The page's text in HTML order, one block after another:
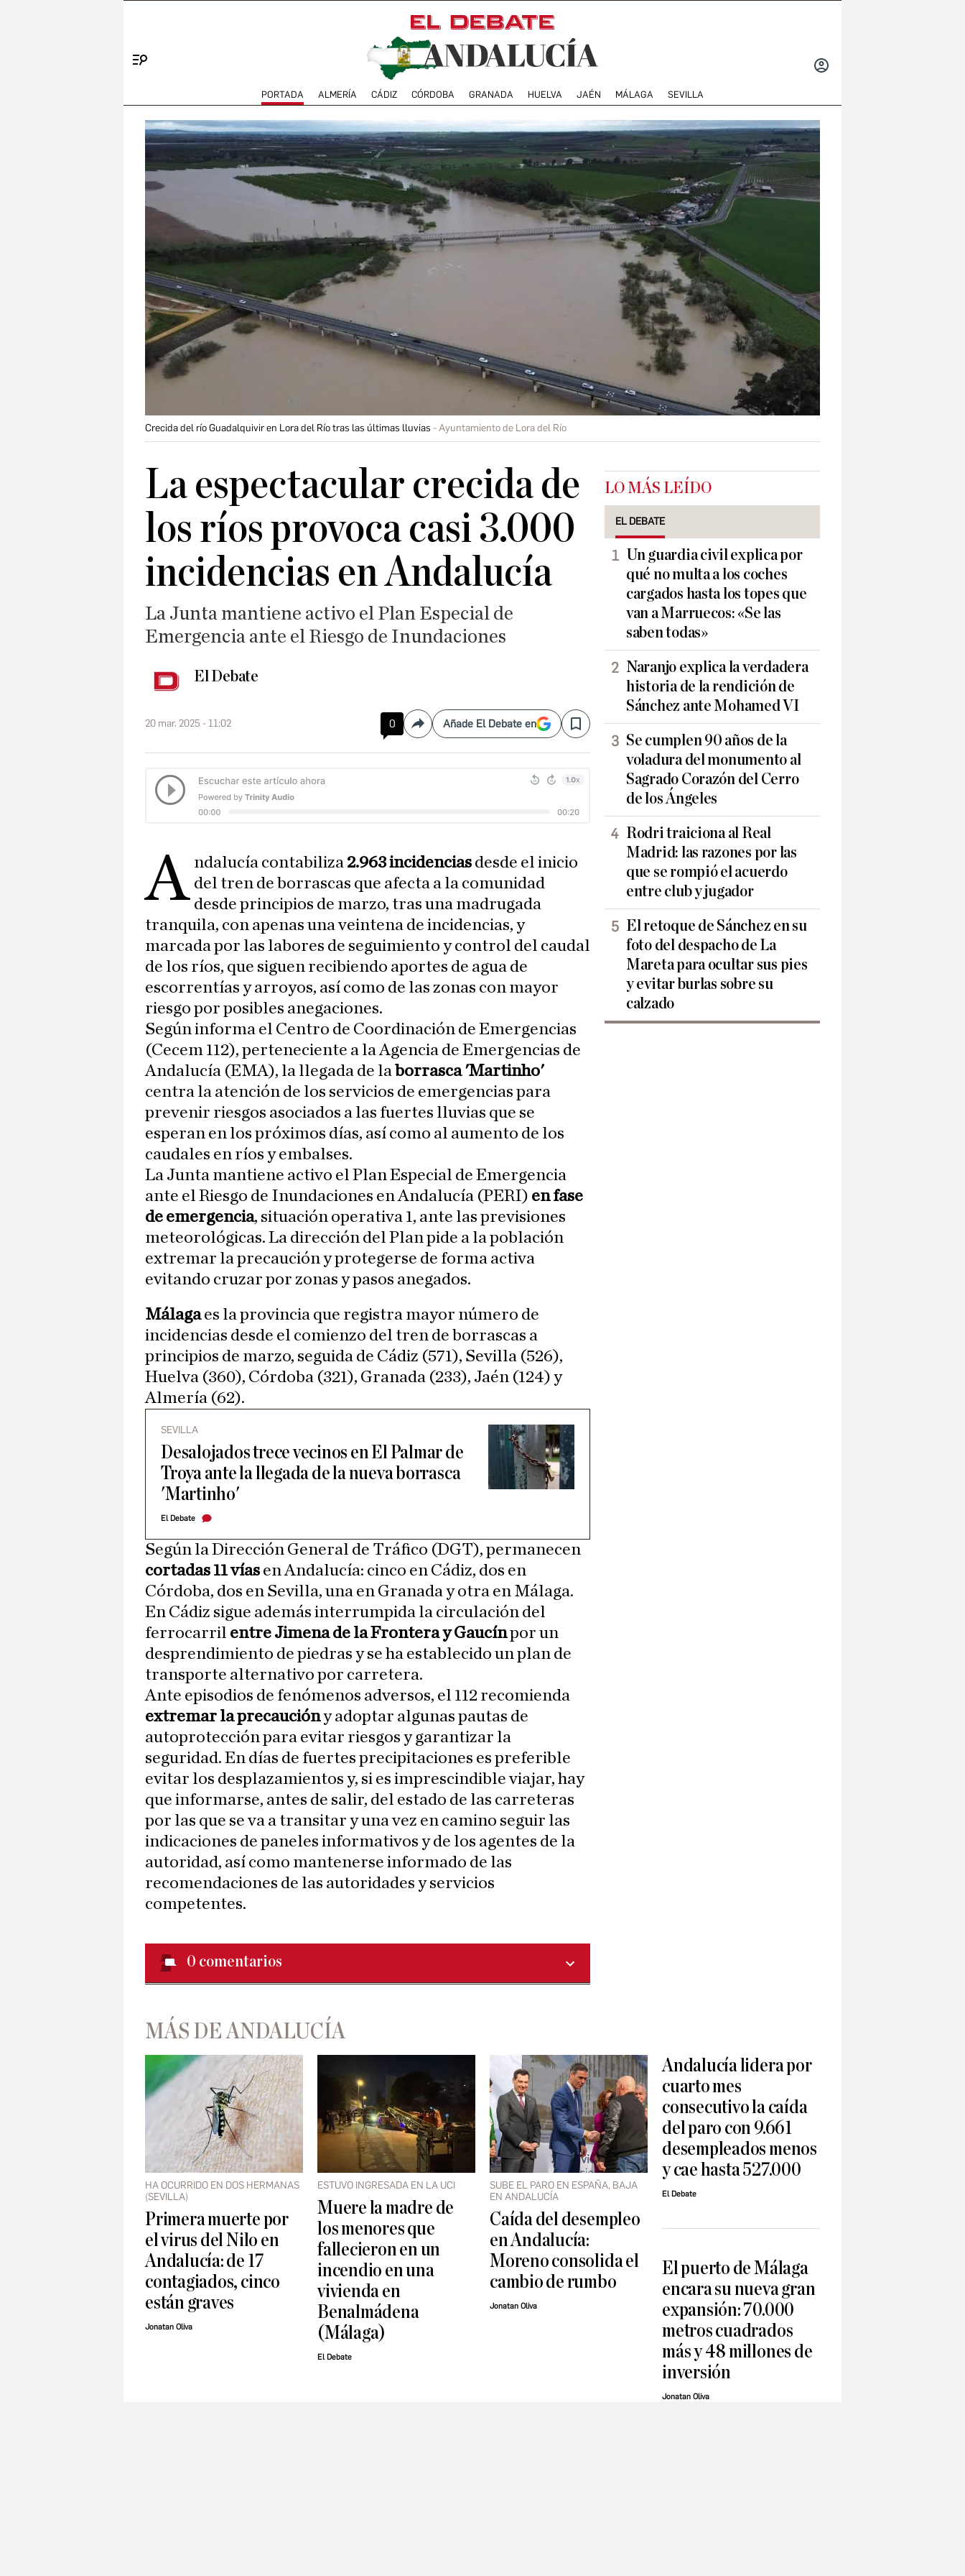
PORTADA ALMERÍA CÁDIZ CÓRDOBA GRANADA HUELVA JAÉN MÁLAGA SEVILLA
Crecida del río Guadalquivir en Lora del Río tras las últimas lluvias Ayuntamiento de Lora del Río
La espectacular crecida de
los ríos provoca casi 3.000
incidencias en Andalucía
La Junta mantiene activo el Plan Especial de
Emergencia ante el Riesgo de Inundaciones
El Debate
20 mar. 2025 - 11:02 0 CompartirAñade El Debate en Save
A ndalucía contabiliza 2.963 incidencias desde el inicio
del tren de borrascas que afecta a la comunidad
desde principios de marzo, tras una madrugada
tranquila, con apenas una veintena de incidencias, y
marcada por las labores de seguimiento y control del caudal
de los ríos, que siguen recibiendo aportes de agua de
escorrentías y arroyos, así como de las zonas con mayor
riesgo por posibles anegaciones.
Según informa el Centro de Coordinación de Emergencias
(Cecem 112), perteneciente a la Agencia de Emergencias de
Andalucía (EMA), la llegada de laborrasca 'Martinho'
centra la atención de los servicios de emergencias para
prevenir riesgos asociados a las fuertes lluvias que se
esperan en los próximos días, así como al aumento de los
caudales en ríos y embalses.
La Junta mantiene activo el Plan Especial de Emergencia
ante el Riesgo de Inundaciones en Andalucía (PERI) en fase
de emergencia, situación operativa 1, ante las previsiones
meteorológicas. La dirección del Plan pide a la población
extremar la precaución y protegerse de forma activa
evitando cruzar por zonas y pasos anegados.
Málagaes la provincia que registra mayor número de
incidencias desde el comienzo del tren de borrascas a
principios de marzo, seguida de Cádiz (571), Sevilla (526),
Huelva (360), Córdoba (321), Granada (233), Jaén (124) y
Almería (62).
SEVILLA
Desalojados trece vecinos en El Palmar de
Troya ante la llegada de la nueva borrasca
'Martinho'
El Debate
Según la Dirección General de Tráfico (DGT), permanecen
cortadas 11 vías en Andalucía: cinco en Cádiz, dos en
Córdoba, dos en Sevilla, una en Granada y otra en Málaga.
En Cádiz sigue además interrumpida la circulación del
ferrocarril entre Jimena de la Frontera y Gaucínpor un
desprendimiento de piedras y se ha establecido un plan de
transporte alternativo por carretera.
Ante episodios de fenómenos adversos, el 112 recomienda
extremar la precaucióny adoptar algunas pautas de
autoprotección para evitar riesgos y garantizar la
seguridad. En días de fuertes precipitaciones es preferible
evitar los desplazamientos y, si es imprescindible viajar, hay
que informarse, antes de salir, del estado de las carreteras
por las que se va a transitar y una vez en camino seguir las
indicaciones de paneles informativos y de los agentes de la
autoridad, así como mantenerse informado de las
recomendaciones de las autoridades y servicios
competentes.
0 comentarios
LO MÁS LEÍDO
EL DEBATE
Un guardia civil explica por
qué no multa a los coches
cargados hasta los topes que
van a Marruecos: «Se las
saben todas»
Naranjo explica la verdadera
historia de la rendición de
Sánchez ante Mohamed VI
Se cumplen 90 años de la
voladura del monumento al
Sagrado Corazón del Cerro
de los Ángeles
Rodri traiciona al Real
Madrid: las razones por las
que se rompió el acuerdo
entre club y jugador
El retoque de Sánchez en su
foto del despacho de La
Mareta para ocultar sus pies
y evitar burlas sobre su
calzado
MÁS DE ANDALUCÍA
HA OCURRIDO EN DOS HERMANAS
(SEVILLA)
Primera muerte por
el virus del Nilo en
Andalucía: de 17
contagiados, cinco
están graves
Jonatan Oliva
ESTUVO INGRESADA EN LA UCI
Muere la madre de
los menores que
fallecieron en un
incendio en una
vivienda en
Benalmádena
(Málaga)
El Debate
SUBE EL PARO EN ESPAÑA, BAJA
EN ANDALUCÍA
Caída del desempleo
en Andalucía:
Moreno consolida el
cambio de rumbo
Jonatan Oliva
Andalucía lidera por
cuarto mes
consecutivo la caída
del paro con 9.661
desempleados menos
y cae hasta 527.000
El Debate
El puerto de Málaga
encara su nueva gran
expansión: 70.000
metros cuadrados
más y 48 millones de
inversión
Jonatan Oliva